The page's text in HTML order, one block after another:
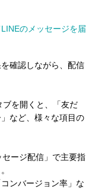
のメッセージを届
確認しながら、配信
ブを開くと、「友だ
など、様々な項目の
ージ配信」で主要指
ンバージョン率」な